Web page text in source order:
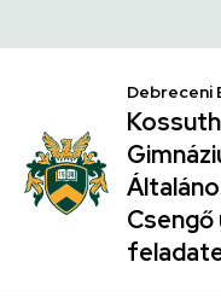
|
Kossuth
Lajos
Gyakorló
Gimnáziuma
a
Debreceni
Csengő